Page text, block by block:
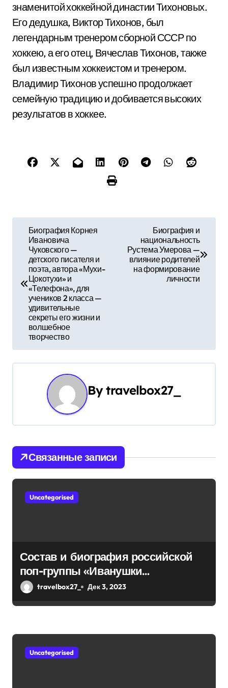
знаменитой хоккейной династии Тихоновых.
Его дедушка, Виктор Тихонов, был
легендарным тренером сборной СССР по
хоккею, а его отец, Вячеслав Тихонов, также
был известным хоккеистом и тренером.
Владимир Тихонов успешно продолжает
семейную традицию и добивается высоких
результатов в хоккее.
и
ц
а
я
м
Биография Корнея
Ивановича
Чуковского —
детского писателя и
поэта, автора «Мухи-
Цокотухи» и
«Телефона», для
учеников 2 класса —
удивительные
секреты его жизни и
волшебное
творчество
Биография и
национальность
Рустема Умерова —
влияние родителей
на формирование
личности
Bytravelbox27_
Связанные записи
Uncategorised
Состав и биография российской
поп-группы «Иванушки
интернешнл» — история успеха,
travelbox27_ Дек 3, 2023
Uncategorised